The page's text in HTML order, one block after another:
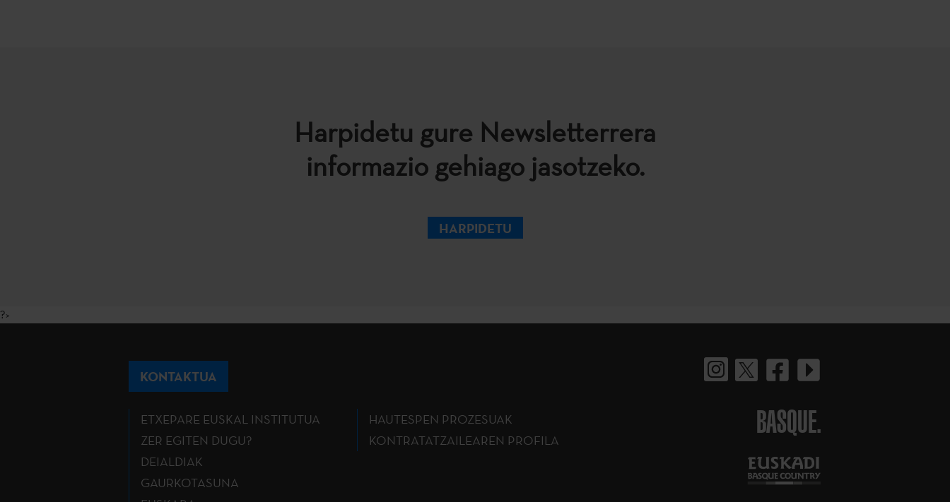
Harpidetu gure Newsletterrera
informazio gehiago jasotzeko.
HARPIDETU
?>
KONTAKTUA
ETXEPARE EUSKAL INSTITUTUA
ZER EGITEN DUGU?
DEIALDIAK
GAURKOTASUNA
HAUTESPEN PROZESUAK
KONTRATATZAILEAREN PROFILA
BASQUE.